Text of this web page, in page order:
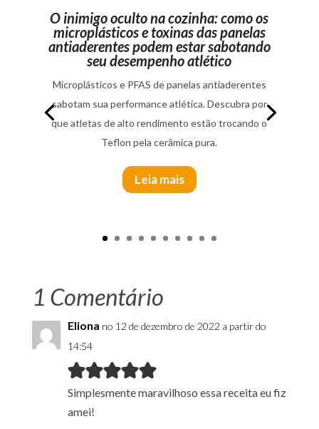
O inimigo oculto na cozinha: como os
microplásticos e toxinas das panelas
antiaderentes podem estar sabotando
seu desempenho atlético
Microplásticos e PFAS de panelas antiaderentes
sabotam sua performance atlética. Descubra por
que atletas de alto rendimento estão trocando o
Teflon pela cerâmica pura.
Leia mais
1 Comentário
Eliona no 12 de dezembro de 2022 a partir do
14:54
Simplesmente maravilhoso essa receita eu fiz
amei!